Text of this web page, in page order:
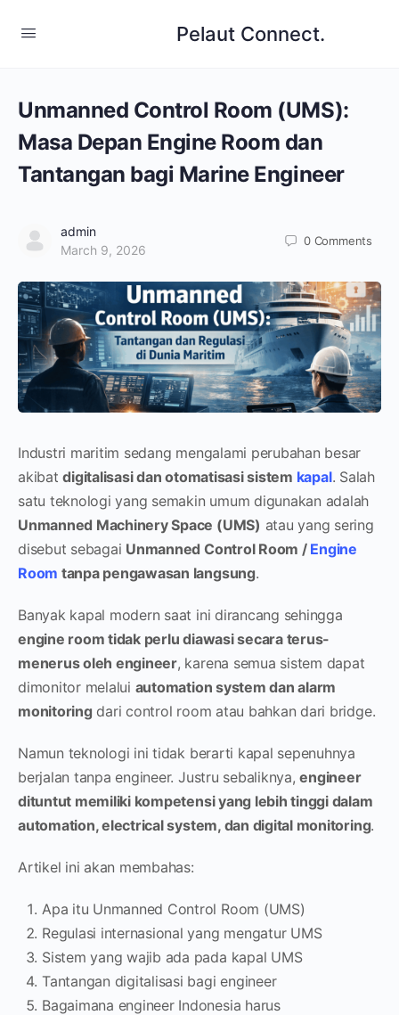
Pelaut Connect.
Unmanned Control Room (UMS):
Masa Depan Engine Room dan
Tantangan bagi Marine Engineer
admin
March 9, 2026
0 Comments
Industri maritim sedang mengalami perubahan besar
akibatdigitalisasi dan otomatisasi sistem kapal. Salah
satu teknologi yang semakin umum digunakan adalah
Unmanned Machinery Space (UMS) atau yang sering
disebut sebagai Unmanned Control Room / Engine
Room tanpa pengawasan langsung.
Banyak kapal modern saat ini dirancang sehingga
engine room tidak perlu diawasi secara terus-
menerus oleh engineer, karena semua sistem dapat
dimonitor melalui automation system dan alarm
monitoring dari control room atau bahkan dari bridge.
Namun teknologi ini tidak berarti kapal sepenuhnya
berjalan tanpa engineer. Justru sebaliknya,engineer
dituntut memiliki kompetensi yang lebih tinggi dalam
automation, electrical system, dan digital monitoring.
Artikel ini akan membahas:
Apa itu Unmanned Control Room (UMS)
Regulasi internasional yang mengatur UMS
Sistem yang wajib ada pada kapal UMS
Tantangan digitalisasi bagi engineer
Bagaimana engineer Indonesia harus